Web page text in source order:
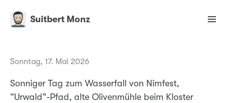
Suitbert Monz
Sonntag, 17. Mai 2026
Sonniger Tag zum Wasserfall von Nimfest,
“Urwald”-Pfad, alte Olivenmühle beim Kloster